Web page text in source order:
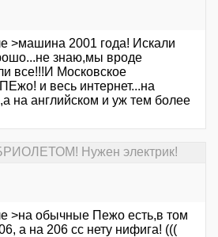
>машина 2001 года! Искали
знаю,мы вроде
все!!!И Московское
и весь интернет...на
на английском и уж тем более
Нужен электрик!
>на обычные Пежо есть,в том
а на 206 сс нету нифига! (((